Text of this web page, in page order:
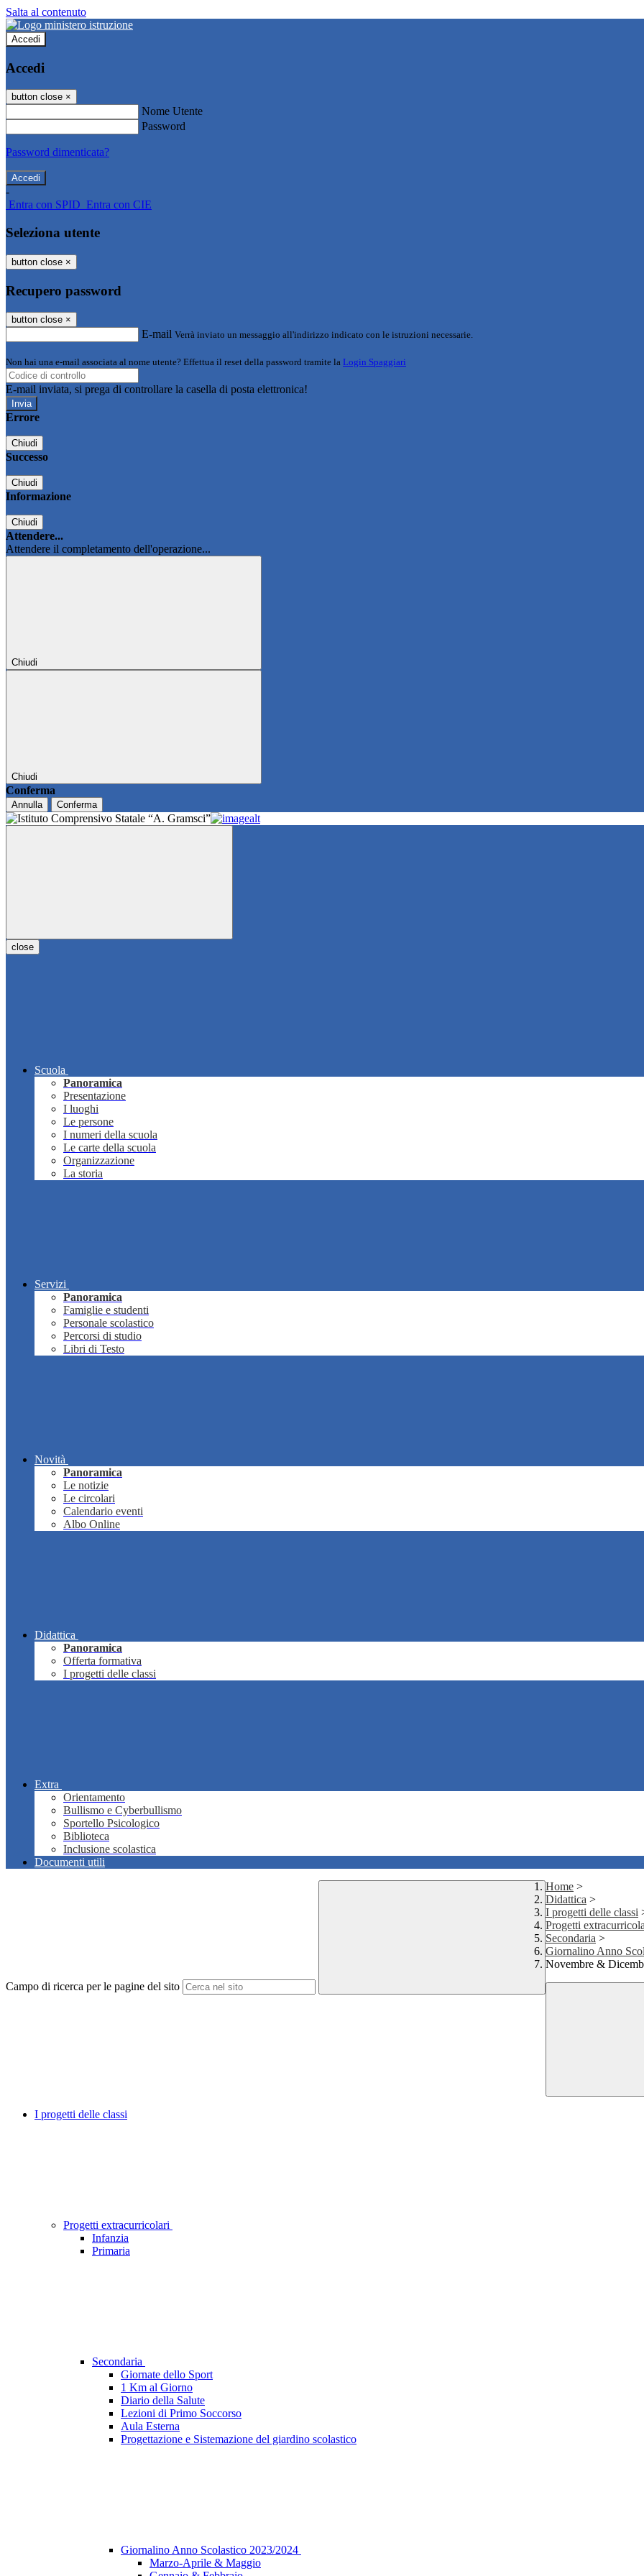
Salta al contenuto
Accedi
Accedi
button close ×
Nome Utente
Password
Password dimenticata?
-
Entra con SPID Entra con CIE
Seleziona utente
button close ×
Recupero password
button close ×
E-mail Verrà inviato un messaggio all'indirizzo indicato con le istruzioni necessarie.
Non hai una e-mail associata al nome utente? Effettua il reset della password tramite la Login Spaggiari
E-mail inviata, si prega di controllare la casella di posta elettronica!
Errore
Chiudi
Successo
Chiudi
Informazione
Chiudi
Attendere...
Attendere il completamento dell'operazione...
Chiudi
Chiudi
Conferma
Annulla Conferma
close
Scuola
Panoramica
Presentazione
I luoghi
Le persone
I numeri della scuola
Le carte della scuola
Organizzazione
La storia
Servizi
Panoramica
Famiglie e studenti
Personale scolastico
Percorsi di studio
Libri di Testo
Novità
Panoramica
Le notizie
Le circolari
Calendario eventi
Albo Online
Didattica
Panoramica
Offerta formativa
I progetti delle classi
Extra
Orientamento
Bullismo e Cyberbullismo
Sportello Psicologico
Biblioteca
Inclusione scolastica
Documenti utili
Campo di ricerca per le pagine del sito
Home >
Didattica >
I progetti delle classi
Progetti
Secondaria >
Giornalino Anno
Novembre &
I progetti delle classi
Progetti extracurricolari
Infanzia
Primaria
Secondaria
Giornate dello Sport
1 Km al Giorno
Diario della Salute
Lezioni di Primo Soccorso
Aula Esterna
Progettazione e Sistemazione del giardino scolastico
Giornalino Anno Scolastico 2023/2024
Marzo-Aprile & Maggio